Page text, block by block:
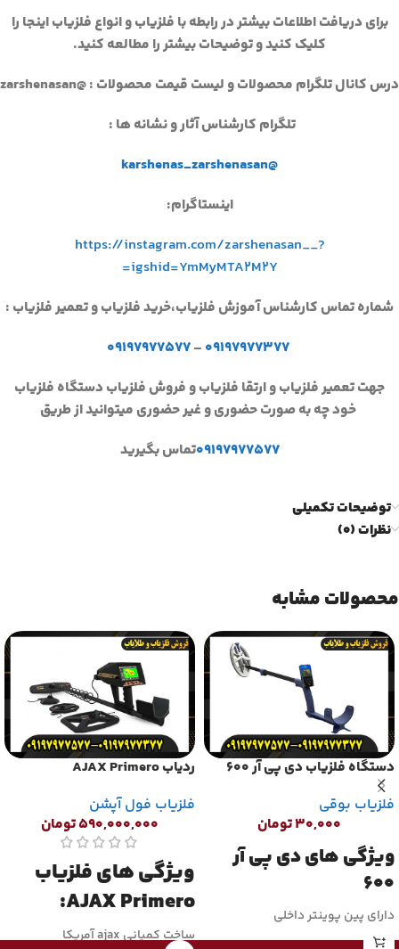
برای دریافت اطلاعات بیشتر در رابطه با فلزیاب و انواع فلزیاب اینجا را
کلیک کنید و توضیحات بیشتر را مطالعه کنید.
درس کانال تلگرام محصولات و لیست قیمت محصولات : @zarshenasan
تلگرام کارشناس آثار و نشانه ها :
@karshenas_zarshenasan
اینستاگرام:
https://instagram.com/zarshenasan__?
igshid=YmMyMTA2M2Y=
شماره تماس کارشناس آموزش فلزیاب،خرید فلزیاب و تعمیر فلزیاب :
–
جهت تعمیر فلزیاب و ارتقا فلزیاب و فروش فلزیاب دستگاه فلزیاب
خود چه به صورت حضوری و غیر حضوری میتوانید از طریق
۰۹۱۹۷۹۷۷۵۷۷تماس بگیرید
توضیحات تکمیلی
نظرات (0)
محصولات مشابه
دستگاه فلزیاب دی پی آر 600
فلزیاب بوقی
۳۰,۰۰۰تومان
ویژگی های دی پی آر
600
دارای پین پوینتر داخلی
بدنه ی محکم و ساخته شده از مواد
ردیاب AJAX Primero
فلزیاب فول آپشن
۵۹۰,۰۰۰,۰۰۰تومان
ویژگی های فلزیاب
AJAX Primero:
ساخت کمپانی ajax آمریکا